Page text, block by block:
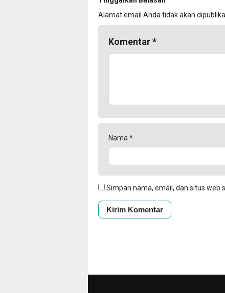
Alamat email Anda tidak akan
Komentar*
Nama *
Simpan nama, email, dan situs web